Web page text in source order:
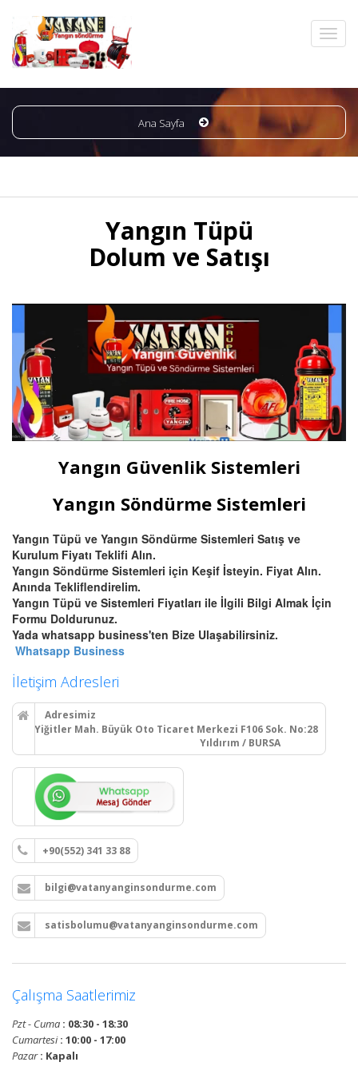
Ana Sayfa
Yangın Tüpü
Dolum ve Satışı
Yangın Güvenlik Sistemleri
Yangın Söndürme Sistemleri
Yangın Tüpü ve Yangın Söndürme Sistemleri Satış ve
Kurulum Fiyatı Teklifi Alın.
Yangın Söndürme Sistemleri için Keşif İsteyin. Fiyat Alın.
Anında Tekliflendirelim.
Yangın Tüpü ve Sistemleri Fiyatları ile İlgili Bilgi Almak İçin
Formu Doldurunuz.
Yada whatsapp business'ten Bize Ulaşabilirsiniz.
Whatsapp Business
İletişim Adresleri
Adresimiz
Yiğitler Mah. Büyük Oto Ticaret Merkezi F106 Sok. No:28
Yıldırım / BURSA
+90(552) 341 33 88
bilgi@vatanyanginsondurme.com
satisbolumu@vatanyanginsondurme.com
Çalışma Saatlerimiz
Pzt - Cuma : 08:30 - 18:30
Cumartesi: 10:00 - 17:00
Pazar: Kapalı